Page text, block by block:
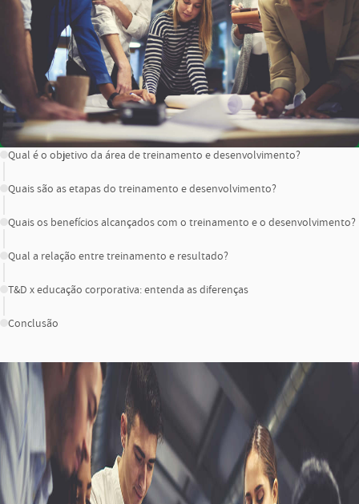
CONTEÚDO
Qual é o objetivo da área de treinamento e desenvolvimento?
Quais são as etapas do treinamento e desenvolvimento?
Quais os benefícios alcançados com o treinamento e o desenvolvimento?
Qual a relação entre treinamento e resultado?
T&D x educação corporativa: entenda as diferenças
Conclusão